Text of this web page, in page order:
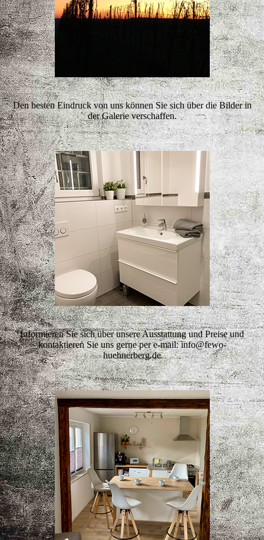
Den besten Eindruck von uns können Sie sich über die Bilder in
der Galerie verschaffen.
Informieren Sie sich über unsere Ausstattung und Preise und
kontaktieren Sie uns gerne per e-mail: info@fewo-
huehnerberg.de